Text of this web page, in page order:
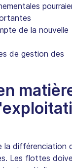
de la nouvelle
de gestion des
la différenciation
Les flottes